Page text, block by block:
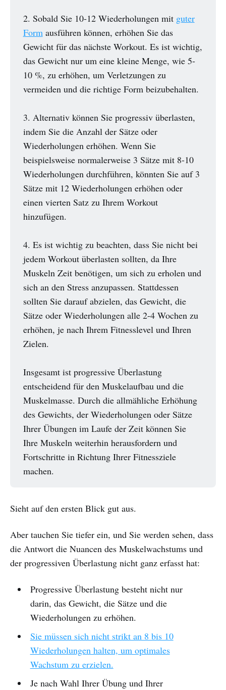
2. Sobald Sie 10-12 Wiederholungen mit guter
Formausführen können, erhöhen Sie das
Gewicht für das nächste Workout. Es ist wichtig,
das Gewicht nur um eine kleine Menge, wie 5-
10 %, zu erhöhen, um Verletzungen zu
vermeiden und die richtige Form beizubehalten.
3. Alternativ können Sie progressiv überlasten,
indem Sie die Anzahl der Sätze oder
Wiederholungen erhöhen. Wenn Sie
beispielsweise normalerweise 3 Sätze mit 8-10
Wiederholungen durchführen, könnten Sie auf 3
Sätze mit 12 Wiederholungen erhöhen oder
einen vierten Satz zu Ihrem Workout
hinzufügen.
4. Es ist wichtig zu beachten, dass Sie nicht bei
jedem Workout überlasten sollten, da Ihre
Muskeln Zeit benötigen, um sich zu erholen und
sich an den Stress anzupassen. Stattdessen
sollten Sie darauf abzielen, das Gewicht, die
Sätze oder Wiederholungen alle 2-4 Wochen zu
erhöhen, je nach Ihrem Fitnesslevel und Ihren
Zielen.
Insgesamt ist progressive Überlastung
entscheidend für den Muskelaufbau und die
Muskelmasse. Durch die allmähliche Erhöhung
des Gewichts, der Wiederholungen oder Sätze
Ihrer Übungen im Laufe der Zeit können Sie
Ihre Muskeln weiterhin herausfordern und
Fortschritte in Richtung Ihrer Fitnessziele
machen.
Sieht auf den ersten Blick gut aus.
Aber tauchen Sie tiefer ein, und Sie werden sehen, dass
die Antwort die Nuancen des Muskelwachstums und
der progressiven Überlastung nicht ganz erfasst hat:
Progressive Überlastung besteht nicht nur
darin, das Gewicht, die Sätze und die
Wiederholungen zu erhöhen.
Sie müssen sich nicht strikt an 8 bis 10
Wiederholungen halten, um optimales
Wachstum zu erzielen.
Je nach Wahl Ihrer Übung und Ihrer